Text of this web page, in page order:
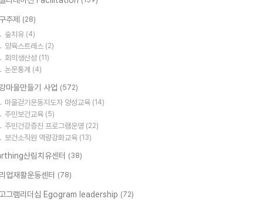
주제 (28)
숲치유 (4)
양육스트레스 (2)
회의생산성 (11)
논문통계 (4)
마을만들기 사업 (572)
마을걷기운동지도자 양성교육 (14)
주민보건교육 (5)
주민건강증진 프로그램운영 (22)
보건소직원 역량강화교육 (13)
산림치유센터 (38)
업재활운동센터 (78)
그램리더십 Egogram leadership (72)